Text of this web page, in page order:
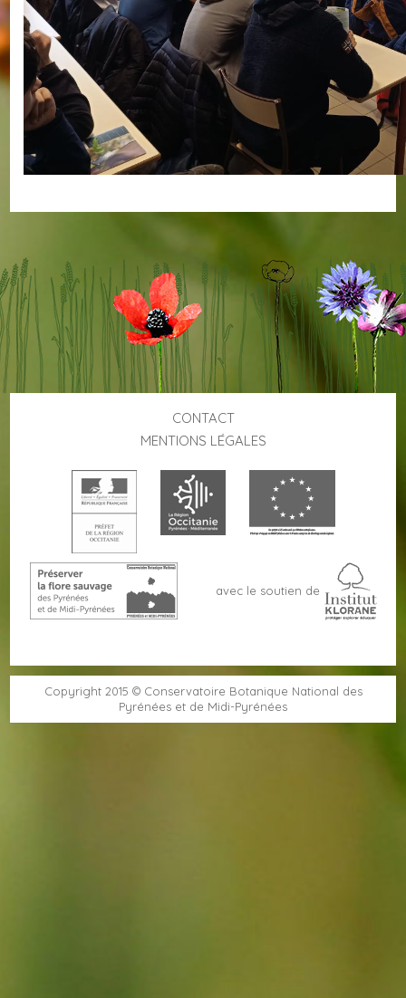
CONTACT
MENTIONS LÉGALES
avec le soutien de
Copyright 2015 © Conservatoire Botanique National des
Pyrénées et de Midi-Pyrénées